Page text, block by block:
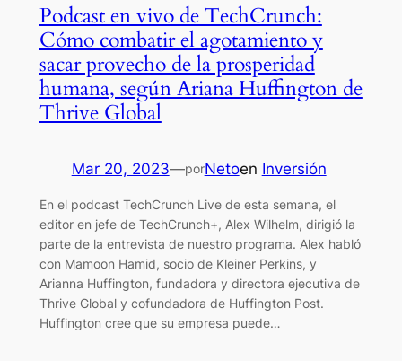
Podcast en vivo de TechCrunch:
Cómo combatir el agotamiento y
sacar provecho de la prosperidad
humana, según Ariana Huffington de
Thrive Global
Mar 20, 2023—porNetoen Inversión
En el podcast TechCrunch Live de esta semana, el
editor en jefe de TechCrunch+, Alex Wilhelm, dirigió la
parte de la entrevista de nuestro programa. Alex habló
con Mamoon Hamid, socio de Kleiner Perkins, y
Arianna Huffington, fundadora y directora ejecutiva de
Thrive Global y cofundadora de Huffington Post.
Huffington cree que su empresa puede…